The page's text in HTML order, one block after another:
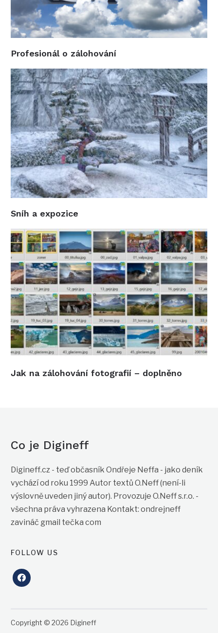
Profesionál o zálohování
Sníh a expozice
Jak na zálohování fotografií – doplněno
Co je Digineff
Digineff.cz - teď občasník Ondřeje Neffa - jako deník
vychází od roku 1999 Autor textů O.Neff (není-li
výslovně uveden jiný autor). Provozuje O.Neff s.r.o. -
všechna práva vyhrazena Kontakt: ondrejneff
zavináč gmail tečka com
FOLLOW US
facebook
Copyright © 2026 Digineff